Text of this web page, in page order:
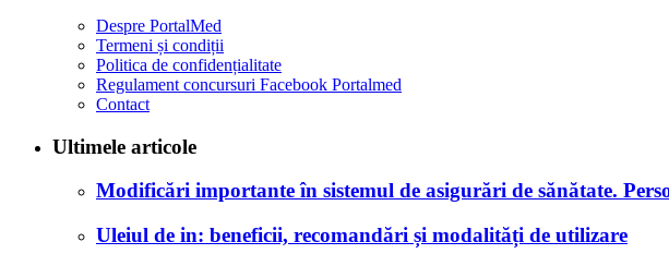
Despre PortalMed
Termeni și condiții
Politica de confidențialitate
Regulament concursuri Facebook Portalmed
Contact
Ultimele articole
Modificări importante în sistemul de asigurări de sănătate.
Uleiul de in: beneficii, recomandări și modalități de utilizare